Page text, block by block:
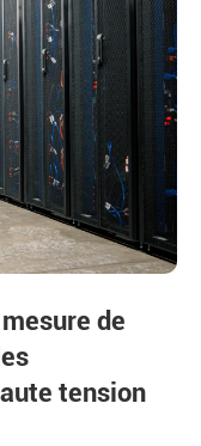
de
tension